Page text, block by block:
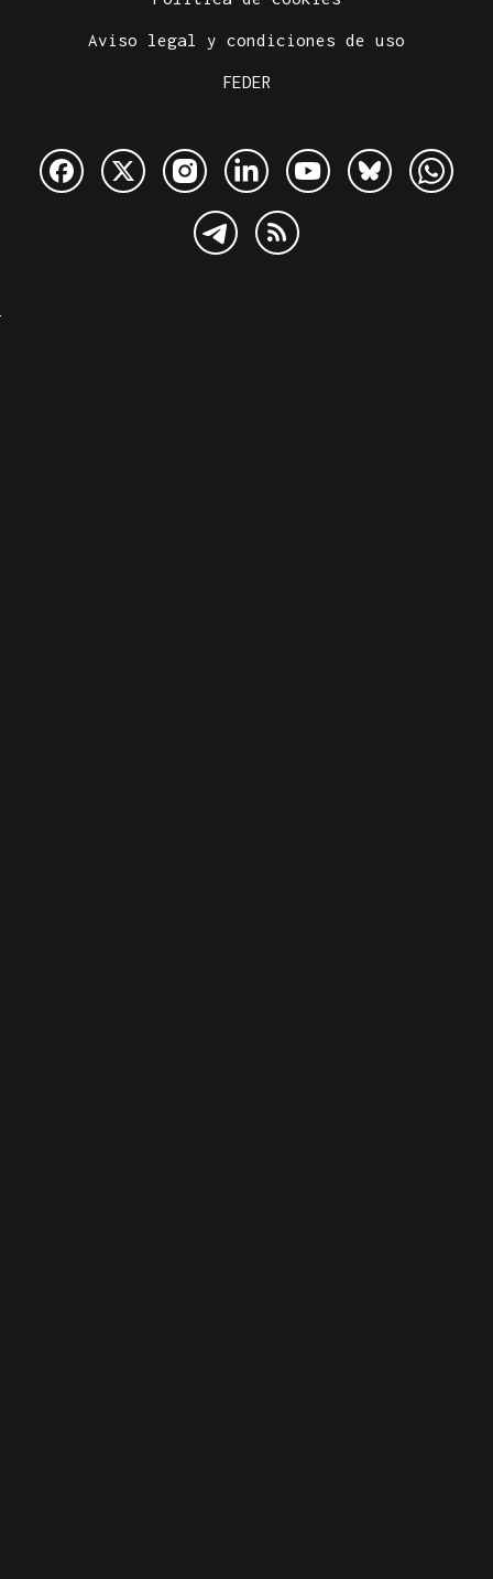
Aviso legal y condiciones de uso
FEDER